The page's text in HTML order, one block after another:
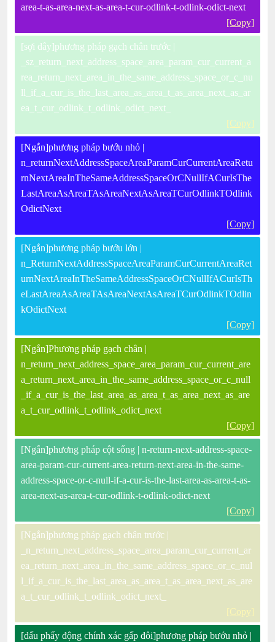
area-t-as-area-next-as-area-t-cur-odlink-t-odlink-odict-next
[Copy]
[sợi dây]phương pháp gạch chân trước |
_sz_return_next_address_space_area_param_cur_current_a
rea_return_next_area_in_the_same_address_space_or_c_nu
ll_if_a_cur_is_the_last_area_as_area_t_as_area_next_as_ar
ea_t_cur_odlink_t_odlink_odict_next_
[Copy]
[Ngắn]phương pháp bướu nhỏ |
n_returnNextAddressSpaceAreaParamCurCurrentAreaRetu
rnNextAreaInTheSameAddressSpaceOrCNullIfACurIsThe
LastAreaAsAreaTAsAreaNextAsAreaTCurOdlinkTOdlink
OdictNext
[Copy]
[Ngắn]phương pháp bướu lớn |
n_ReturnNextAddressSpaceAreaParamCurCurrentAreaRet
urnNextAreaInTheSameAddressSpaceOrCNullIfACurIsTh
eLastAreaAsAreaTAsAreaNextAsAreaTCurOdlinkTOdlin
kOdictNext
[Copy]
[Ngắn]Phương pháp gạch chân |
n_return_next_address_space_area_param_cur_current_are
a_return_next_area_in_the_same_address_space_or_c_null
_if_a_cur_is_the_last_area_as_area_t_as_area_next_as_are
a_t_cur_odlink_t_odlink_odict_next
[Copy]
[Ngắn]phương pháp cột sống | n-return-next-address-space-
area-param-cur-current-area-return-next-area-in-the-same-
address-space-or-c-null-if-a-cur-is-the-last-area-as-area-t-as-
area-next-as-area-t-cur-odlink-t-odlink-odict-next
[Copy]
[Ngắn]phương pháp gạch chân trước |
_n_return_next_address_space_area_param_cur_current_ar
ea_return_next_area_in_the_same_address_space_or_c_nul
l_if_a_cur_is_the_last_area_as_area_t_as_area_next_as_are
a_t_cur_odlink_t_odlink_odict_next_
[Copy]
[dấu phẩy động chính xác gấp đôi]phương pháp bướu nhỏ |